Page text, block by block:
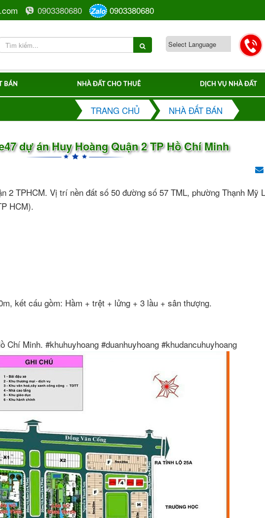
0903380680 Zalo 0903380680
BÁN NHÀ ĐẤT CHO THUÊ DỊCH VỤ NHÀ ĐẤT
TRANG CHỦ NHÀ ĐẤT BÁN
dự án Huy Hoàng Quận 2 TP Hồ Chí Minh
2 TPHCM. Vị trí nền đất số 50 đường số 57 TML, phường Thạnh Mỹ
HCM).
kết cấu gồm: Hầm + trệt + lửng + 3 lầu + sân thượng.
Chí Minh. #khuhuyhoang #duanhuyhoang #khudancuhuyhoang